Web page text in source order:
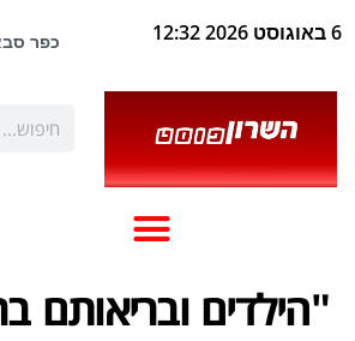
6 באוגוסט 2026 12:32
"הילדים ובריאותם